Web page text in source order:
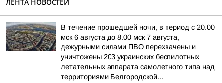
ЛЕНТА НОВОСТЕЙ
В течение прошедшей ночи, в период с 20.00
мск 6 августа до 8.00 мск 7 августа,
дежурными силами ПВО перехвачены и
уничтожены 203 украинских беспилотных
летательных аппарата самолетного типа над
территориями Белгородской...